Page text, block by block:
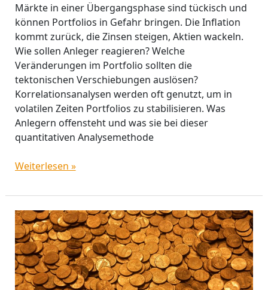
Märkte in einer Übergangsphase sind tückisch und
können Portfolios in Gefahr bringen. Die Inflation
kommt zurück, die Zinsen steigen, Aktien wackeln.
Wie sollen Anleger reagieren? Welche
Veränderungen im Portfolio sollten die
tektonischen Verschiebungen auslösen?
Korrelationsanalysen werden oft genutzt, um in
volatilen Zeiten Portfolios zu stabilisieren. Was
Anlegern offensteht und was sie bei dieser
quantitativen Analysemethode
Weiterlesen »
In
Gold
investieren